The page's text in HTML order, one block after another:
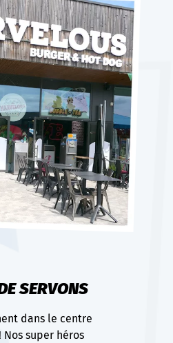
SERVONS
dans le centre
Nos super héros